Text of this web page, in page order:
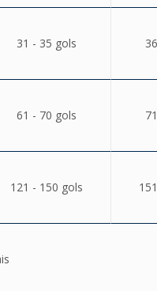
31 - 35 gols
61 - 70 gols
121 - 150 gols